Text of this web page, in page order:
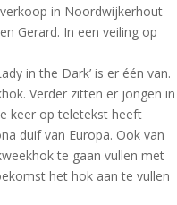
in Noordwijkerhout
Gerard. In een veiling op
in the Dark’ is er één van.
Verder zitten er jongen in
keer op teletekst heeft
duif van Europa. Ook van
te gaan vullen met
het hok aan te vullen